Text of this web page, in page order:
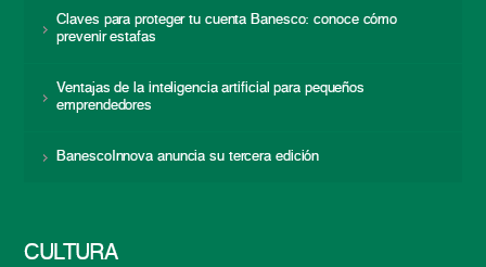
Claves para proteger tu cuenta Banesco: conoce cómo
prevenir estafas
Ventajas de la inteligencia artificial para pequeños
emprendedores
BanescoInnova anuncia su tercera edición
CULTURA